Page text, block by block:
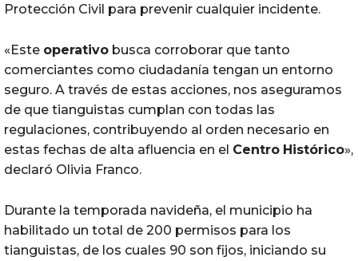
Protección Civil para prevenir cualquier incidente.
«Este operativo busca corroborar que tanto
comerciantes como ciudadanía tengan un entorno
seguro. A través de estas acciones, nos aseguramos
de que tianguistas cumplan con todas las
regulaciones, contribuyendo al orden necesario en
estas fechas de alta afluencia en el Centro Histórico»,
declaró Olivia Franco.
Durante la temporada navideña, el municipio ha
habilitado un total de 200 permisos para los
tianguistas, de los cuales 90 son fijos, iniciando su